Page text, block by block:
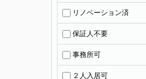
リノベーション済
保証人不要
事務所可
２人入居可